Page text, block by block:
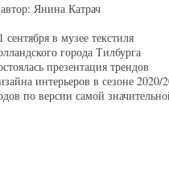
автор: Янина Катрач
сентября в музее текстиля
города Тилбурга
презентация трендов
интерьеров в сезоне 2020/
по версии самой